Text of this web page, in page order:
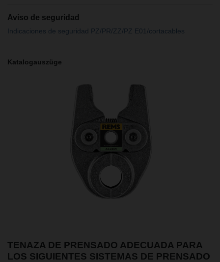
Aviso de seguridad
Indicaciones de seguridad PZ/PR/ZZ/PZ E01/cortacables
Katalogauszüge
TENAZA DE PRENSADO ADECUADA PARA
LOS SIGUIENTES SISTEMAS DE PRENSADO